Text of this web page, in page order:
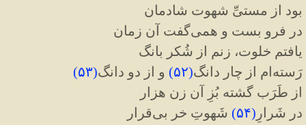
بود از مستیِّ شهوت شادمان
در فرو بست و همی‌گفت آن زمان
یافتم خلوت، زنم از شُکر بانگ
رَسته‌ام از چار دانگ(۵۲) و از دو دانگ(۵۳)
از طَرَب گشته بُزِ آن زن هزار
در شَرارِ (۵۴) شَهوتِ خر بی‌قرار